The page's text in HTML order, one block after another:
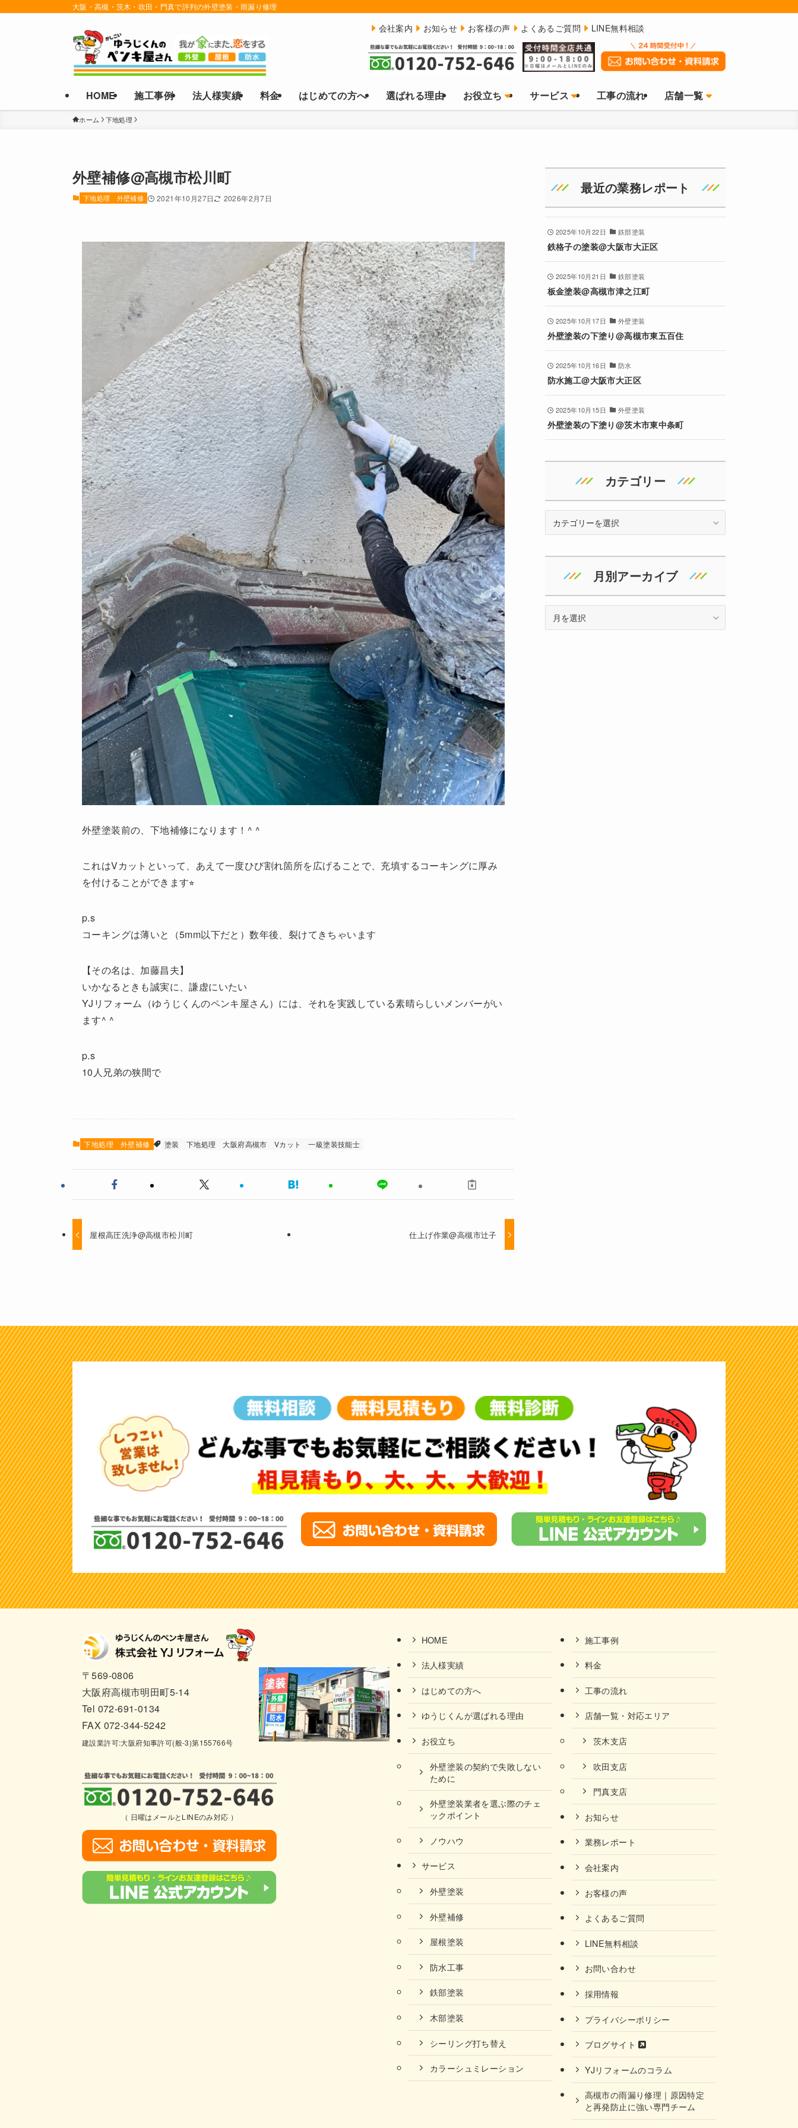
大阪・高槻・茨木・吹田・門真で評判の外壁塗装・雨漏り修理
HOME 施工事例 法人様実績 料金 はじめての方へ 選ばれる理由 お役立ち サービス 工事の流れ 店舗一覧
会社案内 お知らせ お客様の声 よくあるご質問 LINE無料相談
ホーム 下地処理
外壁補修@高槻市松川町
下地処理 外壁補修 2021年10月27日 2026年2月7日
外壁塗装前の、下地補修になります！^ ^
これはVカットといって、あえて一度ひび割れ箇所を広げることで、充填するコーキングに厚み
を付けることができます⭐︎
p.s
コーキングは薄いと（5mm以下だと）数年後、裂けてきちゃいます
【その名は、加藤昌夫】
いかなるときも誠実に、謙虚にいたい
YJリフォーム（ゆうじくんのペンキ屋さん）には、それを実践している素晴らしいメンバーがい
ます^ ^
p.s
10人兄弟の狭間で
下地処理 外壁補修 塗装 下地処理 大阪府高槻市 Vカット 一級塗装技能士
屋根高圧洗浄@高槻市松川町 仕上げ作業@高槻市辻子
最近の業務レポート
2025年10月22日 鉄部塗装
鉄格子の塗装@大阪市大正区
2025年10月21日 鉄部塗装
板金塗装@高槻市津之江町
2025年10月17日 外壁塗装
外壁塗装の下塗り@高槻市東五百住
2025年10月16日 防水
防水施工@大阪市大正区
2025年10月15日 外壁塗装
外壁塗装の下塗り@茨木市東中条町
カテゴリー
リ
月別アーカイブ
〒569-0806
大阪府高槻市明田町5-14
Tel 072-691-0134
FAX 072-344-5242
建設業許可:大阪府知事許可(般-3)第155766号
（ 日曜はメールとLINEのみ対応 ）
HOME
法人様実績
はじめての方へ
ゆうじくんが選ばれる理由
お役立ち
外壁塗装の契約で失敗しない
ために
外壁塗装業者を選ぶ際のチェ
ックポイント
ノウハウ
サービス
外壁塗装
外壁補修
屋根塗装
防水工事
鉄部塗装
木部塗装
シーリング打ち替え
カラーシュミレーション
施工事例
料金
工事の流れ
店舗一覧・対応エリア
茨木支店
吹田支店
門真支店
お知らせ
業務レポート
会社案内
お客様の声
よくあるご質問
LINE無料相談
お問い合わせ
採用情報
プライバシーポリシー
ブログサイト
YJリフォームのコラム
高槻市の雨漏り修理｜原因特定
と再発防止に強い専門チーム